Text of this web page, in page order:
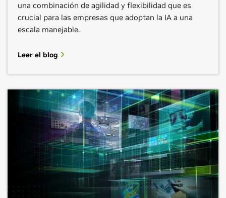
una combinación de agilidad y flexibilidad que es
crucial para las empresas que adoptan la IA a una
escala manejable.
Leer el blog